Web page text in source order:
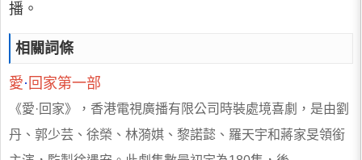
播。
相關詞條
愛· 回家第一部
《愛·回家》，香港電視廣播有限公司時裝處境喜劇，是由劉
丹、郭少芸、徐榮、林漪娸、黎諾懿、羅天宇和蔣家旻領銜